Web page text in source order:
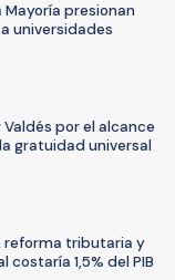
presionan
universidades
por el alcance
gratuidad universal
reforma tributaria y
1,5% del PIB